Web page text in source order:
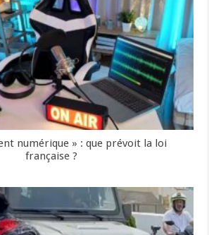
numérique » : que prévoit la loi
française ?